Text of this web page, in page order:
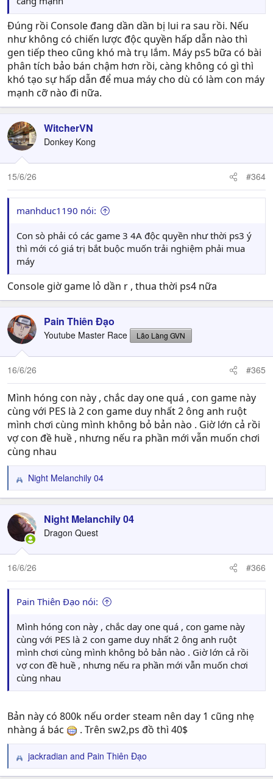
Đúng rồi Console đang dần dần bị lui ra sau rồi. Nếu
như không có chiến lược độc quyền hấp dẫn nào thì
gen tiếp theo cũng khó mà trụ lắm. Máy ps5 bữa có bài
phân tích bảo bán chậm hơn rồi, càng không có gì thì
khó tạo sự hấp dẫn để mua máy cho dù có làm con máy
mạnh cỡ nào đi nữa.
WitcherVN
Donkey Kong
15/6/26 #364
manhduc1190 nói:
Con sò phải có các game 3 4A độc quyền như thời ps3 ý
thì mới có giá trị bắt buộc muốn trải nghiệm phải mua
máy
Console giờ game lỏ dần r , thua thời ps4 nữa
Pain Thiên Đạo
Youtube Master Race Lão Làng GVN
16/6/26 #365
Mình hóng con này , chắc day one quá , con game này
cùng với PES là 2 con game duy nhất 2 ông anh ruột
mình chơi cùng mình không bỏ bản nào . Giờ lớn cả rồi
vợ con đề huề , nhưng nếu ra phần mới vẫn muốn chơi
cùng nhau
R
e
c
i
o
n
:
Night Melanchily 04
Night Melanchily 04
Dragon Quest
16/6/26 #366
Pain Thiên Đạo nói:
Mình hóng con này , chắc day one quá , con game này
cùng với PES là 2 con game duy nhất 2 ông anh ruột
mình chơi cùng mình không bỏ bản nào . Giờ lớn cả rồi
vợ con đề huề , nhưng nếu ra phần mới vẫn muốn chơi
cùng nhau
Bản này có 800k nếu order steam nên day 1 cũng nhẹ
nhàng á bác
. Trên sw2,ps đồ thì 40$
R
e
jackradian and Pain Thiên Đạo